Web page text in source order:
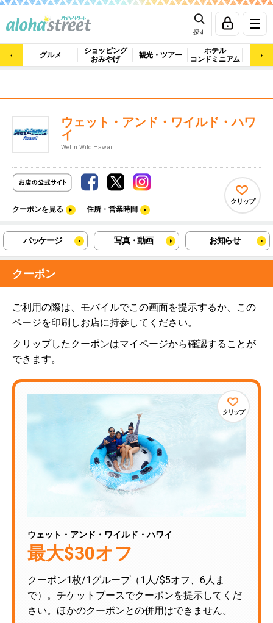
探す
グルメ
ショッピング
おみやげ
観光・ツアー
ホテル
コンドミニアム
マッ
ウェット・アンド・ワイルド・ハワ
イ
Wet 'n' Wild Hawaii
クーポンを見る 住所・営業時間
クリップ
パッケージ 写真・動画 お知らせ
クーポン
ご利用の際は、モバイルでこの画面を提示するか、この
ページを印刷しお店に持参してください。
クリップしたクーポンはマイページから確認することが
できます。
クリップ
ウェット・アンド・ワイルド・ハワイ
最大$30オフ
クーポン1枚/1グループ（1人/$5オフ、6人ま
で）。チケットブースでクーポンを提示してくだ
さい。ほかのクーポンとの併用はできません。